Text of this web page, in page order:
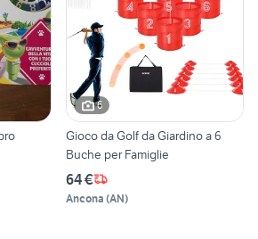
6
Gioco da Golf da Giardino a 6
Buche per Famiglie
64 €
Ancona (AN)